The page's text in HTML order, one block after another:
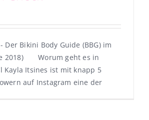
Der Bikini Body Guide (BBG) im
2018) Worum geht es in
Kayla Itsines ist mit knapp 5
auf Instagram eine der